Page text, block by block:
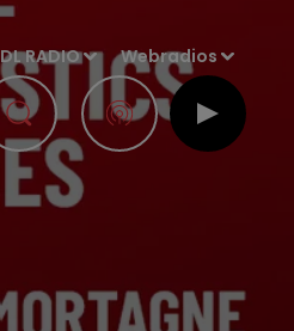
RADIO Webradios